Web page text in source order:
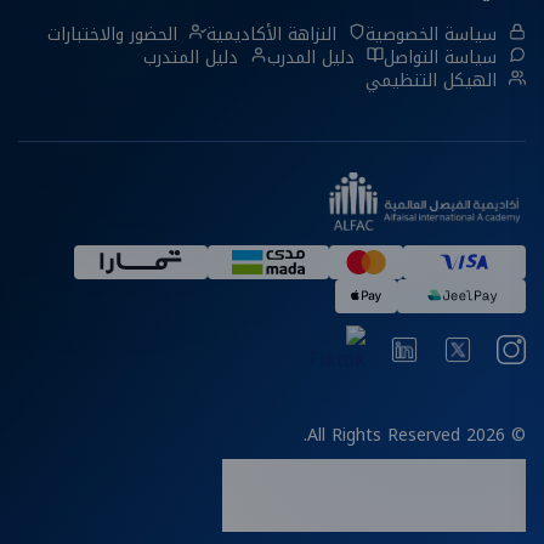
سياسة الخصوصية النزاهة الأكاديمية الحضور والاختبارات
سياسة التواصل دليل المدرب دليل المتدرب
الهيكل التنظيمي
© 2026 All Rights Reserved.